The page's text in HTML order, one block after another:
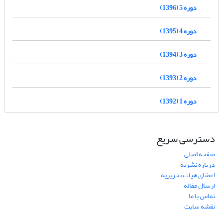
دوره 5 (1396)
دوره 4 (1395)
دوره 3 (1394)
دوره 2 (1393)
دوره 1 (1392)
دسترسی سریع
صفحه اصلی
درباره نشریه
اعضای هیات تحریریه
ارسال مقاله
تماس با ما
نقشه سایت